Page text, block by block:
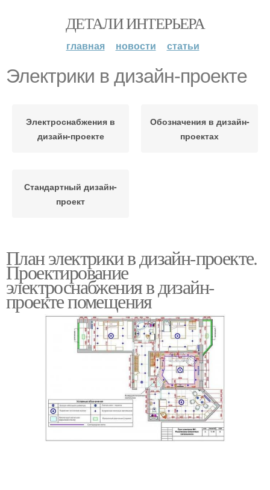
ДЕТАЛИ ИНТЕРЬЕРА
главная новости статьи
Электрики в дизайн-проекте
Электроснабжения в
дизайн-проекте
Обозначения в дизайн-
проектах
Стандартный дизайн-
проект
План электрики в дизайн-проекте.
Проектирование
электроснабжения в дизайн-
проекте помещения